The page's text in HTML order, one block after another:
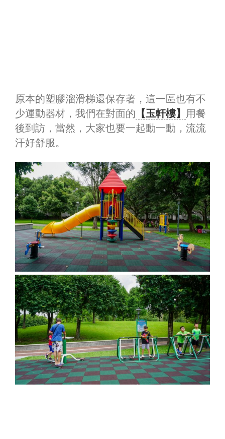
原本的塑膠溜滑梯還保存著，這一區也有不
少運動器材，我們在對面的 【玉軒樓】 用餐
後到訪，當然，大家也要一起動一動，流流
汗好舒服。